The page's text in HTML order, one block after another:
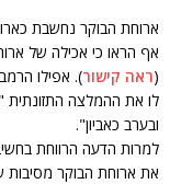
ארוחת הבוקר נחשבת
אף הראו כי אכילה של
(ראה קישור). אפילו
לו את ההמלצה התזונתית
ובערב כאביון".
למרות הדעה הרווחת
את ארוחת הבוקר מסיבות